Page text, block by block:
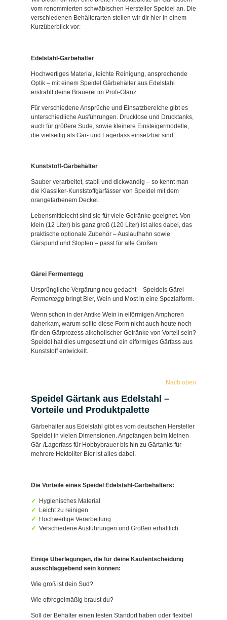
vom renommierten schwäbischen Hersteller Speidel an. Die
verschiedenen Behälterarten stellen wir dir hier in einem
Kurzüberblick vor:
Edelstahl-Gärbehälter
Hochwertiges Material, leichte Reinigung, ansprechende
Optik – mit einem Speidel Gärbehälter aus Edelstahl
erstrahlt deine Brauerei im Profi-Glanz.
Für verschiedene Ansprüche und Einsatzbereiche gibt es
unterschiedliche Ausführungen. Drucklose und Drucktanks,
auch für größere Sude, sowie kleinere Einsteigermodelle,
die vielseitig als Gär- und Lagerfass einsetzbar sind.
Kunststoff-Gärbehälter
Sauber verarbeitet, stabil und dickwandig – so kennt man
die Klassiker-Kunststoffgärfässer von Speidel mit dem
orangefarbenem Deckel.
Lebensmittelecht sind sie für viele Getränke geeignet. Von
klein (12 Liter) bis ganz groß (120 Liter) ist alles dabei, das
praktische optionale Zubehör – Auslaufhahn sowie
Gärspund und Stopfen – passt für alle Größen.
Gärei Fermentegg
Ursprüngliche Vergärung neu gedacht – Speidels Gärei
Fermentegg bringt Bier, Wein und Most in eine Spezialform.
Wenn schon in der Antike Wein in eiförmigen Amphoren
daherkam, warum sollte diese Form nicht auch heute noch
für den Gärprozess alkoholischer Getränke von Vorteil sein?
Speidel hat dies umgesetzt und ein eiförmiges Gärfass aus
Kunststoff entwickelt.
Nach oben
Speidel Gärtank aus Edelstahl –
Vorteile und Produktpalette
Gärbehälter aus Edelstahl gibt es vom deutschen Hersteller
Speidel in vielen Dimensionen. Angefangen beim kleinen
Gär-/Lagerfass für Hobbybrauer bis hin zu Gärtanks für
mehrere Hektoliter Bier ist alles dabei.
Die Vorteile eines Speidel Edelstahl-Gärbehälters:
Hygienisches Material
Leicht zu reinigen
Hochwertige Verarbeitung
Verschiedene Ausführungen und Größen erhältlich
Einige Überlegungen, die für deine Kaufentscheidung
ausschlaggebend sein können:
Wie groß ist dein Sud?
Wie oft/regelmäßig braust du?
Soll der Behälter einen festen Standort haben oder flexibel